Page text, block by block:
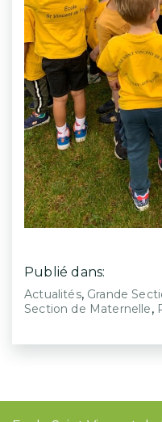
Publié dans:
Actualités, Grande
Section de Maternelle,